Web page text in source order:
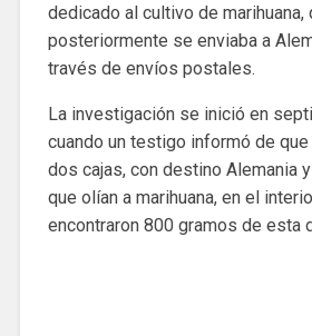
dedicado al cultivo de marihuana,
posteriormente se enviaba a
través de envíos postales.
La investigación se inició en
cuando un testigo informó de
dos cajas, con destino Alemania
que olían a marihuana, en el
encontraron 800 gramos de esta